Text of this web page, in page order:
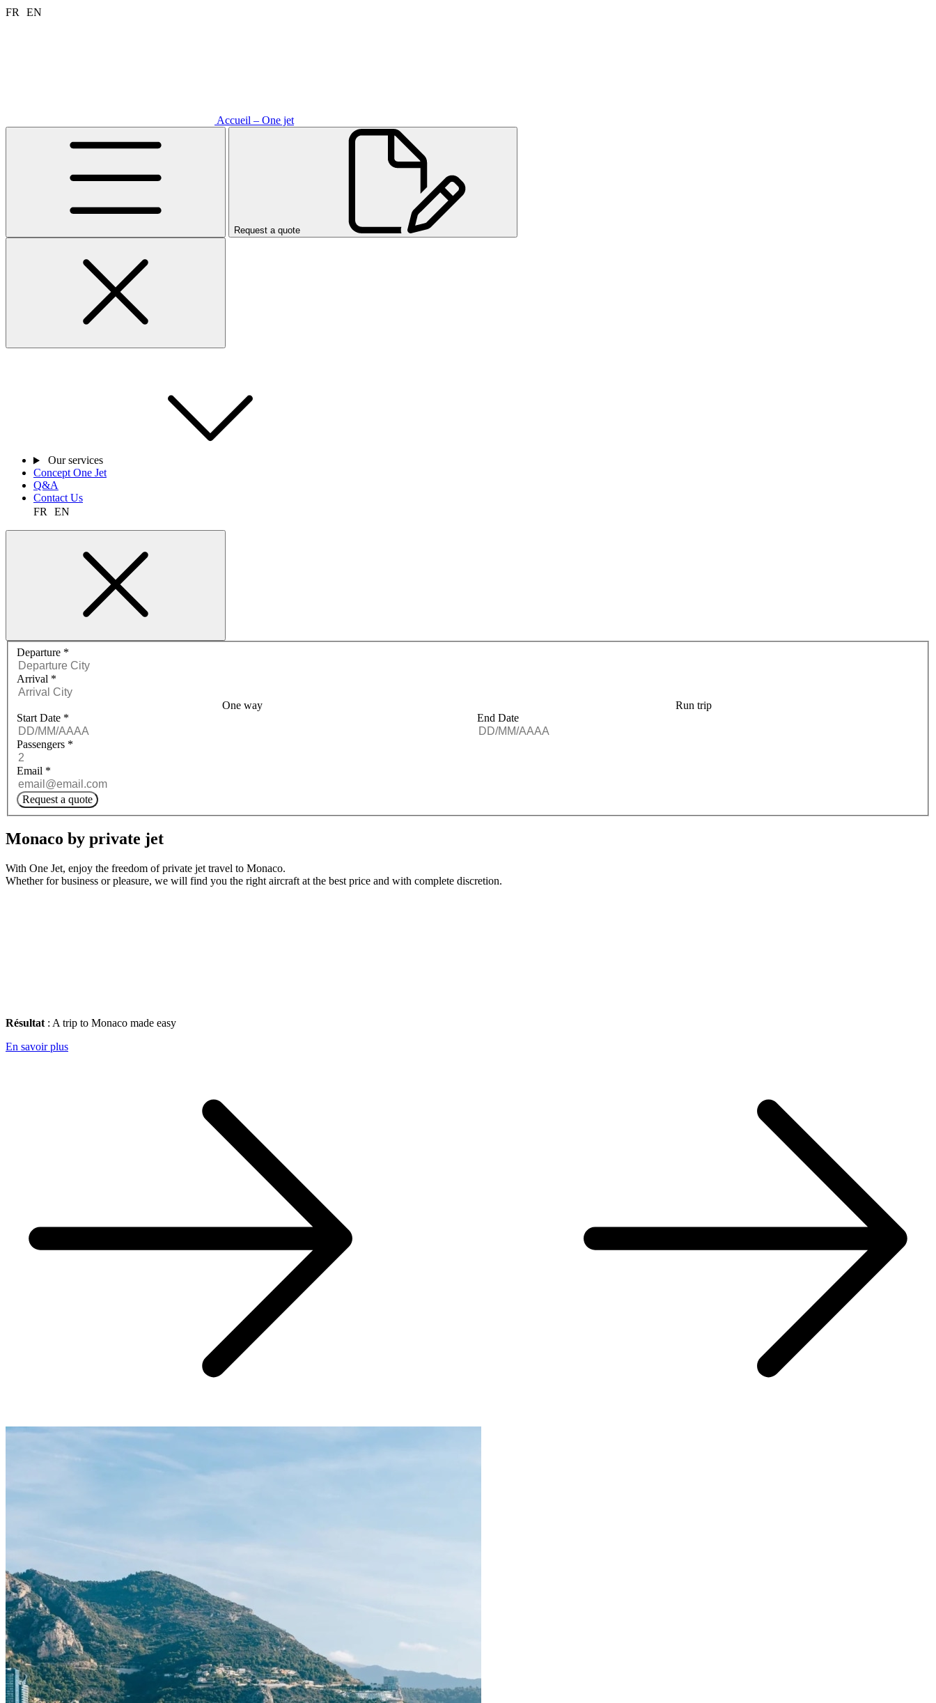
Aller
FR EN
Accueil – One jet
Request a quote
Our services
Concept One Jet
Q&A
Contact Us
FR
EN
Request a quote menu
Departure *
Arrival *
One way
Run trip
Start Date * End Date
Passengers *
Email *
Request a quote
Monaco by private jet
With One Jet, enjoy the freedom of private jet travel to Monaco.
Whether for business or pleasure, we will find you the right aircraft at the best price and with complete discretion.
Résultat : A trip to Monaco made easy
En savoir plus